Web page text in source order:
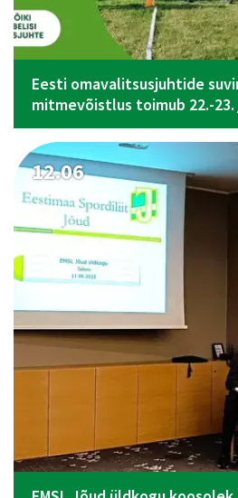
Eesti omavalitsusjuhtide
mitmevõistlus toimub 22.-23.
12.06